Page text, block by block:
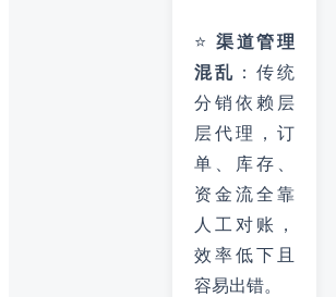
⭐渠道管理
混乱 ：传统
分销依赖层
层代理，订
单、库存、
资金流全靠
人工对账，
效率低下且
容易出错。